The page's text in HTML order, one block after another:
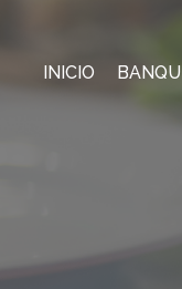
INICIO